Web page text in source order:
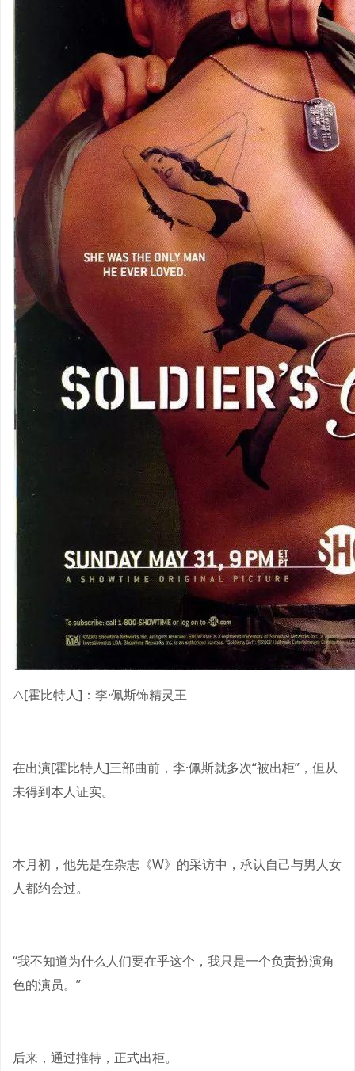
△[霍比特人]：李·佩斯饰精灵王
在出演[霍比特人]三部曲前，李·佩斯就多次“被出柜”，但从
未得到本人证实。
本月初，他先是在杂志《W》的采访中，承认自己与男人女
人都约会过。
“我不知道为什么人们要在乎这个，我只是一个负责扮演角
色的演员。”
后来，通过推特，正式出柜。